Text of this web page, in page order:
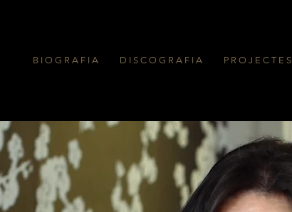
B I O G R A F I A D I S C O G R A F I A P R O J E C T E S